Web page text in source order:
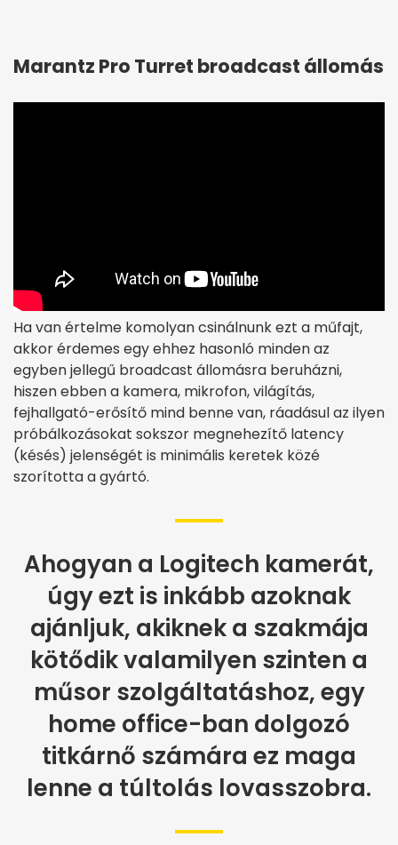
Marantz Pro Turret broadcast állomás
Ha van értelme komolyan csinálnunk ezt a műfajt,
akkor érdemes egy ehhez hasonló minden az
egyben jellegű broadcast állomásra beruházni,
hiszen ebben a kamera, mikrofon, világítás,
fejhallgató-erősítő mind benne van, ráadásul az ilyen
próbálkozásokat sokszor megnehezítő latency
(késés) jelenségét is minimális keretek közé
szorította a gyártó.
Ahogyan a Logitech kamerát,
úgy ezt is inkább azoknak
ajánljuk, akiknek a szakmája
kötődik valamilyen szinten a
műsor szolgáltatáshoz, egy
home office-ban dolgozó
titkárnő számára ez maga
lenne a túltolás lovasszobra.